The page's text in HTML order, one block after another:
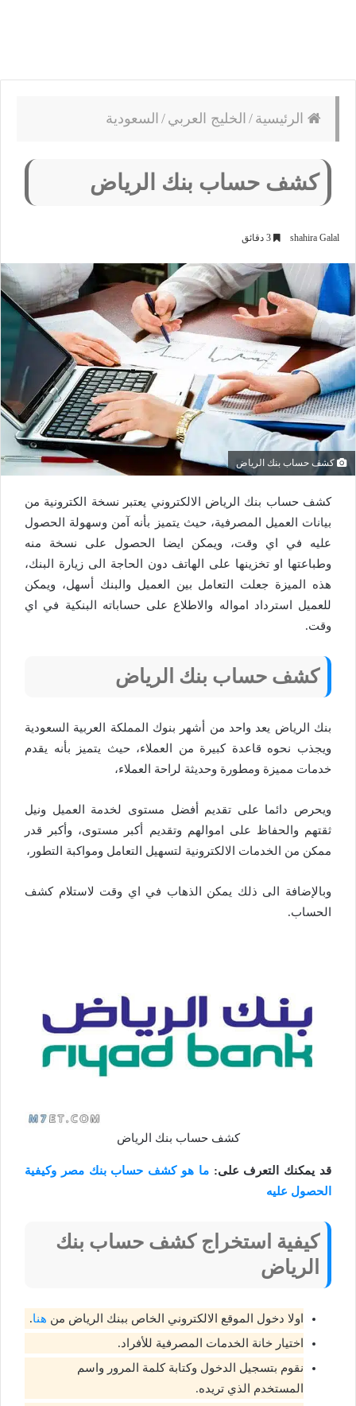
الرئيسية / الخليج العربي / السعودية
كشف حساب بنك الرياض
shahira Galal
كشف حساب بنك الرياض
كشف حساب بنك الرياض الالكتروني يعتبر نسخة الكترونية من
بيانات العميل المصرفية، حيث يتميز بأنه آمن وسهولة الحصول
عليه في اي وقت، ويمكن ايضا الحصول على نسخة منه
وطباعتها او تخزينها على الهاتف دون الحاجة الى زيارة البنك،
هذه الميزة جعلت التعامل بين العميل والبنك أسهل، ويمكن
للعميل استرداد امواله والاطلاع على حساباته البنكية في اي
وقت.
كشف حساب بنك الرياض
بنك الرياض يعد واحد من أشهر بنوك المملكة العربية السعودية
ويجذب نحوه قاعدة كبيرة من العملاء، حيث يتميز بأنه يقدم
خدمات مميزة ومطورة وحديثة لراحة العملاء،
ويحرص دائما على تقديم أفضل مستوى لخدمة العميل ونيل
ثقتهم والحفاظ على اموالهم وتقديم أكبر مستوى، وأكبر قدر
ممكن من الخدمات الالكترونية لتسهيل التعامل ومواكبة التطور،
وبالإضافة الى ذلك يمكن الذهاب في اي وقت لاستلام كشف
الحساب.
كشف حساب بنك الرياض
قد يمكنك التعرف على:ما هو كشف حساب بنك مصر وكيفية
الحصول عليه
كيفية استخراج كشف حساب بنك
الرياض
اولا دخول الموقع الالكتروني الخاص ببنك الرياض من هنا.
اختيار خانة الخدمات المصرفية للأفراد.
نقوم بتسجيل الدخول وكتابة كلمة المرور واسم
المستخدم الذي تريده.